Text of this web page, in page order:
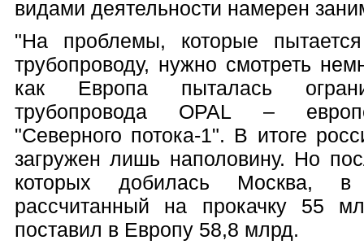
видами деятельности намерен
"На проблемы, которые
трубопроводу, нужно смотреть
как Европа пыталась
трубопровода OPAL –
"Северного потока-1". В итоге
загружен лишь наполовину. Но
которых добилась Москва,
рассчитанный на прокачку 55
поставил в Европу 58,8 млрд.